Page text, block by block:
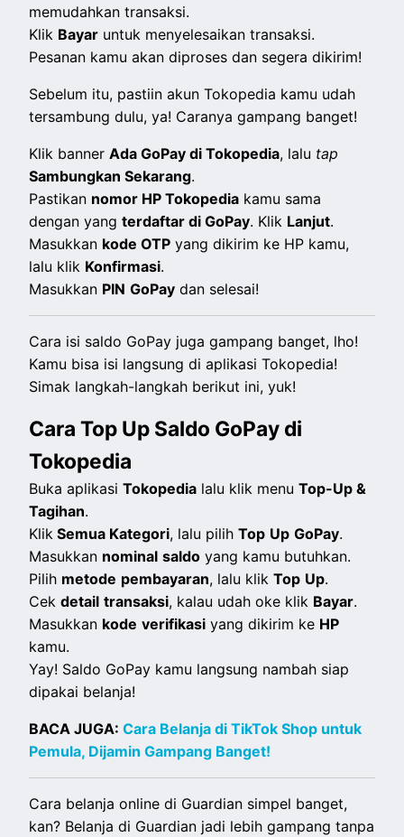
memudahkan transaksi.
Klik Bayar untuk menyelesaikan transaksi.
Pesanan kamu akan diproses dan segera dikirim!
Sebelum itu, pastiin akun Tokopedia kamu udah
tersambung dulu, ya! Caranya gampang banget!
Klik bannerAda GoPay di Tokopedia, lalu tap
Sambungkan Sekarang.
Pastikan nomor HP Tokopedia kamu sama
dengan yangterdaftar di GoPay. Klik Lanjut.
Masukkan kode OTP yang dikirim ke HP kamu,
lalu klik Konfirmasi.
Masukkan PIN GoPay dan selesai!
Cara isi saldo GoPay juga gampang banget, lho!
Kamu bisa isi langsung di aplikasi Tokopedia!
Simak langkah-langkah berikut ini, yuk!
Cara Top Up Saldo GoPay di
Tokopedia
Buka aplikasiTokopedia lalu klik menuTop-Up &
Tagihan.
Klik Semua Kategori, lalu pilihTop Up GoPay.
Masukkan nominal saldo yang kamu butuhkan.
Pilih metode pembayaran, lalu klikTop Up.
Cekdetail transaksi, kalau udah oke klik Bayar.
Masukkan kode verifikasi yang dikirim ke HP
kamu.
Yay! Saldo GoPay kamu langsung nambah siap
dipakai belanja!
BACA JUGA:Cara Belanja di TikTok Shop untuk
Pemula, Dijamin Gampang Banget!
Cara belanja online di Guardian simpel banget,
kan? Belanja di Guardian jadi lebih gampang tanpa